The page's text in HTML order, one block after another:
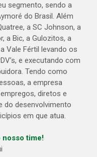
segmento, sendo a
do Brasil. Além
a SC Johnson, a
a Bic, a Gulozitos, a
Vale Fértil levando os
e executando com
Tendo como
a empresa
diretos e
do desenvolvimento
em que atua.
nosso time!